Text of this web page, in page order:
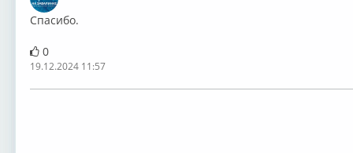
Спасибо.
0
19.12.2024 11:57